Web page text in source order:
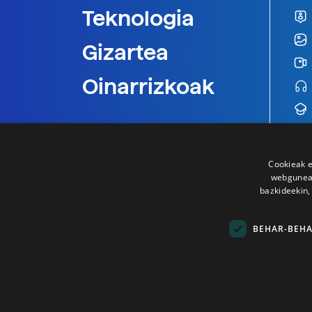
Teknologia
Gizartea
Oinarrizkoak
Cookieak
BEHAR-